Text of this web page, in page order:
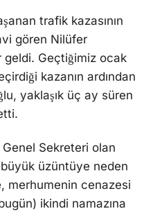
trafik kazasının
gören Nilüfer
geldi. Geçtiğimiz ocak
kazanın ardından
yaklaşık üç ay süren
Sekreteri olan
büyük üzüntüye neden
merhumenin cenazesi
ikindi namazına